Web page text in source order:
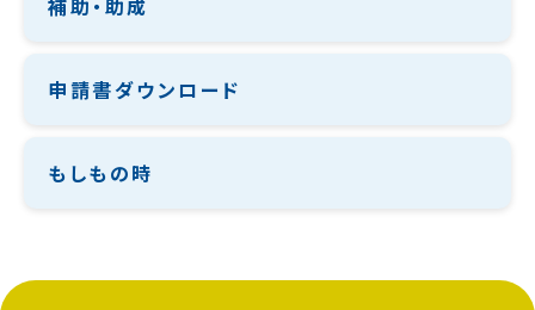
補助・助成
申請書ダウンロード
もしもの時